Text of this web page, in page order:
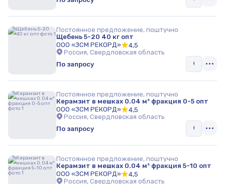
Постоянное предложение, поштучно
Щебень 5-20 40 кг опт
ООО «ЗСМ РЕКОРД»
4,5
Россия, Свердловская область
По запросу
Постоянное предложение, поштучно
Керамзит в мешках 0.04 м³ фракция 0-5 опт
ООО «ЗСМ РЕКОРД»
4,5
Россия, Свердловская область
По запросу
Постоянное предложение, поштучно
Керамзит в мешках 0.04 м³ фракция 5-10 опт
ООО «ЗСМ РЕКОРД»
4,5
Россия, Свердловская область